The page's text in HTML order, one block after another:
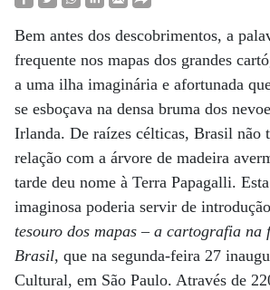
Bem antes dos descobrimentos, a
frequente nos mapas dos grandes
a uma ilha imaginária e afortunada
se esboçava na densa bruma dos
Irlanda. De raízes célticas, Brasil não
relação com a árvore de madeira
tarde deu nome à Terra Papagalli.
imaginosa poderia servir de
tesouro dos mapas – a cartografia na
Brasil, que na segunda-feira 27
Cultural, em São Paulo. Através de